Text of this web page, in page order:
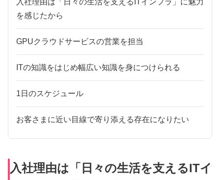
を感じたから
GPUクラウドサービスの営業を担当
ITの知識をはじめ幅広い知識を身につけられる
1日のスケジュール
お客さまに近い目線で寄り添える存在になりたい
入社理由は「日々の生活を支えるITイ